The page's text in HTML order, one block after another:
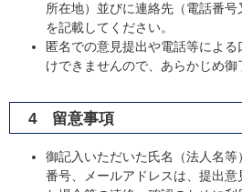
所在地）並びに連絡先（電話番号
を記載してください。
匿名での意見提出や電話等によ
けできませんので、あらかじめ御
4 留意事項
御記入いただいた氏名（法人名
番号、メールアドレスは、提出